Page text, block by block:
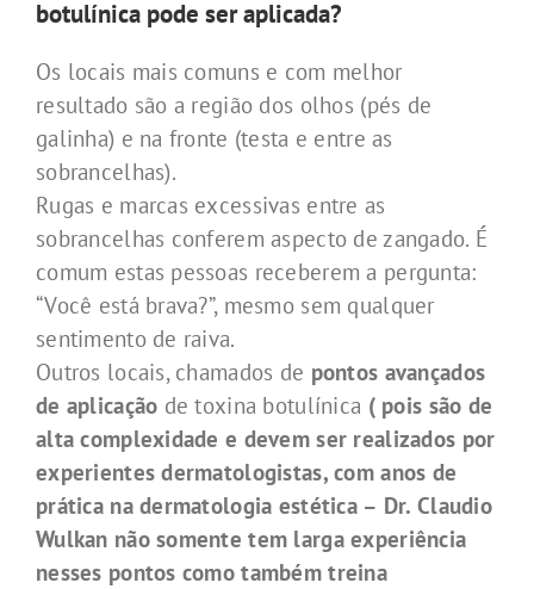
botulínica pode ser aplicada?
Os locais mais comuns e com melhor
resultado são a região dos olhos (pés de
galinha) e na fronte (testa e entre as
sobrancelhas).
Rugas e marcas excessivas entre as
sobrancelhas conferem aspecto de zangado. É
comum estas pessoas receberem a pergunta:
“Você está brava?”, mesmo sem qualquer
sentimento de raiva.
Outros locais, chamados de pontos avançados
de aplicação de toxina botulínica ( pois são de
alta complexidade e devem ser realizados por
experientes dermatologistas, com anos de
prática na dermatologia estética – Dr. Claudio
Wulkan não somente tem larga experiência
nesses pontos como também treina